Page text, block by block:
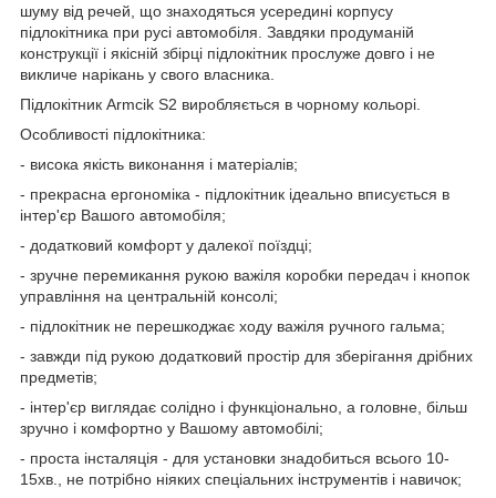
шуму від речей, що знаходяться усередині корпусу
підлокітника при русі автомобіля. Завдяки продуманій
конструкції і якісній збірці підлокітник прослуже довго і не
викличе нарікань у свого власника.
Підлокітник Armcik S2 виробляється в чорному кольорі.
Особливості підлокітника:
- висока якість виконання і матеріалів;
- прекрасна ергономіка - підлокітник ідеально вписується в
інтер'єр Вашого автомобіля;
- додатковий комфорт у далекої поїздці;
- зручне перемикання рукою важіля коробки передач і кнопок
управління на центральній консолі;
- підлокітник не перешкоджає ходу важіля ручного гальма;
- завжди під рукою додатковий простір для зберігання дрібних
предметів;
- інтер'єр виглядає солідно і функціонально, а головне, більш
зручно і комфортно у Вашому автомобілі;
- проста інсталяція - для установки знадобиться всього 10-
15хв., не потрібно ніяких спеціальних інструментів і навичок;